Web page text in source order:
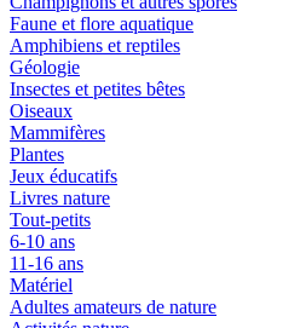
Faune et flore aquatique
Amphibiens et reptiles
Géologie
Insectes et petites bêtes
Oiseaux
Mammifères
Plantes
Jeux éducatifs
Livres nature
Tout-petits
6-10 ans
11-16 ans
Matériel
Adultes amateurs de nature